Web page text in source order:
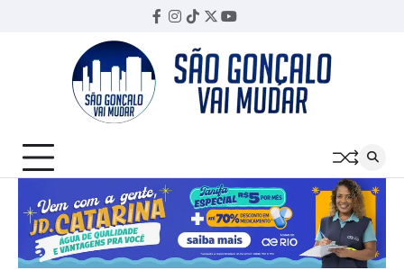
Facebook
Instagram
TikTok
TwitterYouTube